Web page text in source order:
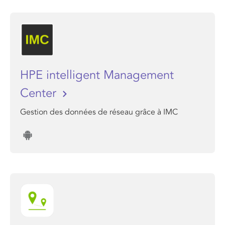
HPE intelligent Management
Center
Gestion des données de réseau grâce à IMC